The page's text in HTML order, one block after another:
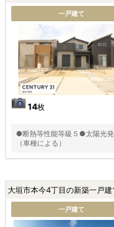
一戸建て
14枚
●断熱等性能等級５●太陽光
（車種による）
大垣市本今4丁目の新築一戸建
一戸建て